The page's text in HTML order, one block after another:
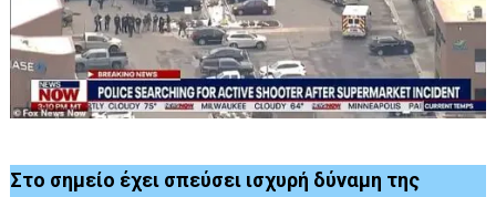
Στο σημείο έχει σπεύσει ισχυρή δύναμη της